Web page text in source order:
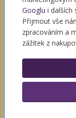
1 350 Kč
Googlu i dalších
Přijmout vše
zpracováním a
zážitek z